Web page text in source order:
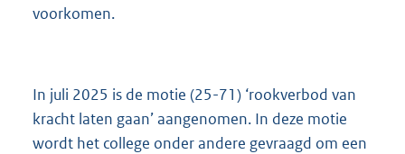
voorkomen.
In juli 2025 is de motie (25-71) ‘rookverbod van
kracht laten gaan’ aangenomen. In deze motie
wordt het college onder andere gevraagd om een